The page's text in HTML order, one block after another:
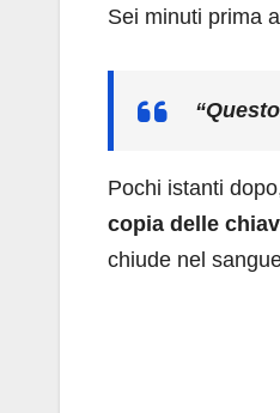
Sei minuti prima
Pochi istanti
copia delle
chiude nel